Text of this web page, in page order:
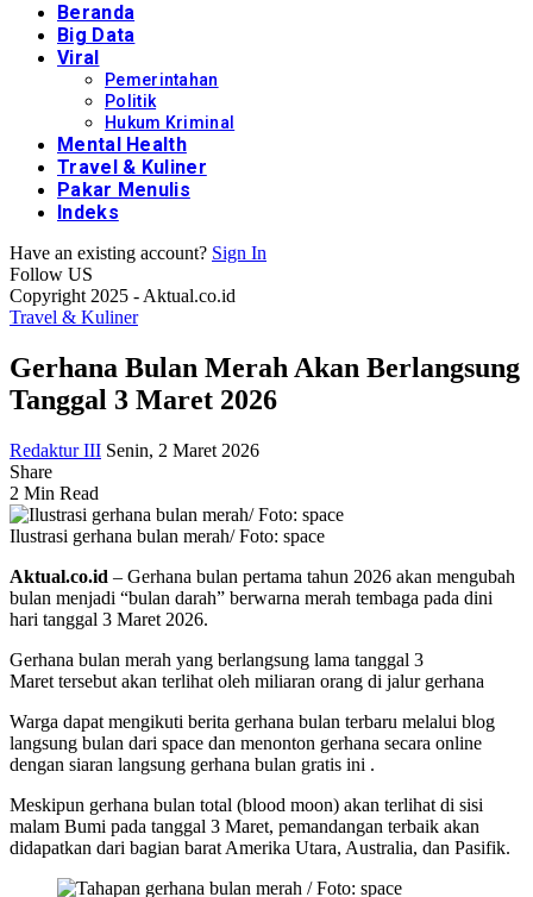
Beranda
Big Data
Viral
Pemerintahan
Politik
Hukum Kriminal
Mental Health
Travel & Kuliner
Pakar Menulis
Indeks
Have an existing account? Sign In
Follow US
Copyright 2025 - Aktual.co.id
Travel & Kuliner
Gerhana Bulan Merah Akan Berlangsung
Tanggal 3 Maret 2026
Redaktur III Senin, 2 Maret 2026
Share
2 Min Read
Ilustrasi gerhana bulan merah/ Foto: space
Aktual.co.id – Gerhana bulan pertama tahun 2026 akan mengubah
bulan menjadi “bulan darah” berwarna merah tembaga pada dini
hari tanggal 3 Maret 2026.
Gerhana bulan merah yang berlangsung lama tanggal 3
Maret tersebut akan terlihat oleh miliaran orang di jalur gerhana
Warga dapat mengikuti berita gerhana bulan terbaru melalui blog
langsung bulan dari space dan menonton gerhana secara online
dengan siaran langsung gerhana bulan gratis ini .
Meskipun gerhana bulan total (blood moon) akan terlihat di sisi
malam Bumi pada tanggal 3 Maret, pemandangan terbaik akan
didapatkan dari bagian barat Amerika Utara, Australia, dan Pasifik.